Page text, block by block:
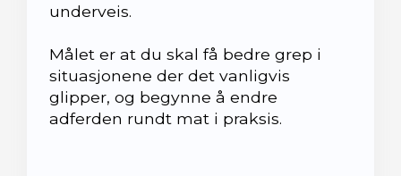
underveis.
Målet er at du skal få bedre grep i
situasjonene der det vanligvis
glipper, og begynne å endre
adferden rundt mat i praksis.